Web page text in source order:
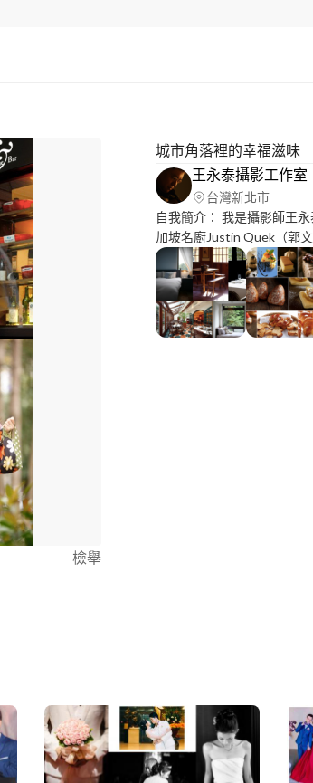
檢舉
城市角落裡的幸福滋味
王永泰攝影工作室
台灣新北市
自我簡介： 我是攝影師王永泰( Amoris Wang) 經歷特色： 1 新
加坡名廚Justin Quek（郭
坡御廚Justin Quek（世界
“JustinQuek:Passion&Inspiration”之攝
食攝影教學工具書的攝影
技”（文字及攝影） 擅長： 食物、空間、人物、商品…..攝影 照
片可以在以下看見： Flickr美食構圖與畫面設計：